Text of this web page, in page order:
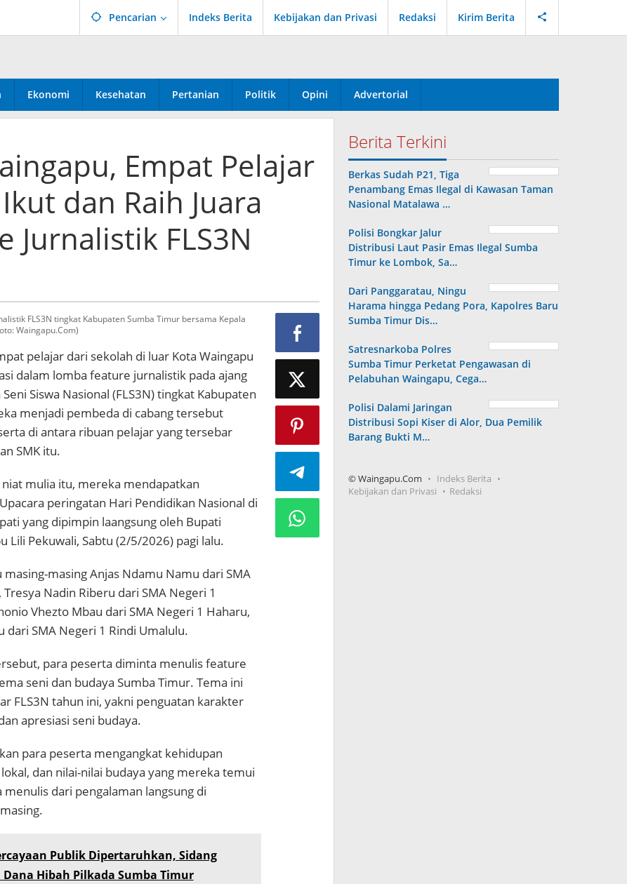
Pencarian Indeks Berita Kebijakan dan Privasi Redaksi Kirim Berita
Ekonomi Kesehatan Pertanian Politik Opini Advertorial
Empat Pelajar
dan Raih Juara
Jurnalistik FLS3N
FLS3N tingkat Kabupaten Sumba Timur bersama Kepala
Waingapu.Com)
pelajar dari sekolah di luar Kota Waingapu
dalam lomba feature jurnalistik pada ajang
Siswa Nasional (FLS3N) tingkat Kabupaten
menjadi pembeda di cabang tersebut
di antara ribuan pelajar yang tersebar
SMK itu.
mulia itu, mereka mendapatkan
peringatan Hari Pendidikan Nasional di
yang dipimpin laangsung oleh Bupati
Lili Pekuwali, Sabtu (2/5/2026) pagi lalu.
masing Anjas Ndamu Namu dari SMA
Nadin Riberu dari SMA Negeri 1
Vhezto Mbau dari SMA Negeri 1 Haharu,
dari SMA Negeri 1 Rindi Umalulu.
para peserta diminta menulis feature
seni dan budaya Sumba Timur. Tema ini
FLS3N tahun ini, yakni penguatan karakter
apresiasi seni budaya.
para peserta mengangkat kehidupan
dan nilai-nilai budaya yang mereka temui
dari pengalaman langsung di
Publik Dipertaruhkan, Sidang
Hibah Pilkada Sumba Timur
Berita Terkini
Berkas Sudah P21, Tiga
Penambang Emas Ilegal di Kawasan Taman
Nasional Matalawa …
Polisi Bongkar Jalur
Distribusi Laut Pasir Emas Ilegal Sumba
Timur ke Lombok, Sa…
Dari Panggaratau, Ningu
Harama hingga Pedang Pora, Kapolres Baru
Sumba Timur Dis…
Satresnarkoba Polres
Sumba Timur Perketat Pengawasan di
Pelabuhan Waingapu, Cega…
Polisi Dalami Jaringan
Distribusi Sopi Kiser di Alor, Dua Pemilik
Barang Bukti M…
© Waingapu.Com
Indeks Berita
Kebijakan dan Privasi
Redaksi